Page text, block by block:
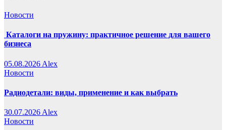
Новости
Каталоги на пружину: практичное решение для вашего
бизнеса
05.08.2026 Alex
Новости
Радиодетали: виды, применение и как выбрать
30.07.2026 Alex
Новости